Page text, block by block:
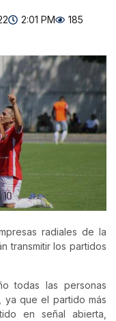
2:01 PM 185
radiales de la
transmitir los partidos
todas las personas
ya que el partido más
en señal abierta,